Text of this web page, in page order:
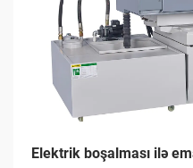
Elektrik boşalması ilə